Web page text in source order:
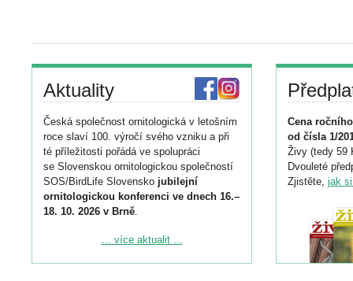
Aktuality
Česká společnost ornitologická v letošním
roce slaví 100. výročí svého vzniku a při
té příležitosti pořádá ve spolupráci
se Slovenskou ornitologickou společností
SOS/BirdLife Slovensko jubilejní
ornitologickou konferenci ve dnech 16.–
18. 10. 2026 v Brně.
Podrobnější informace ke konferenci
... více aktualit ...
Cena
od čísla 1/
Živy (tedy 59
Dvouleté
Zjistěte, jak